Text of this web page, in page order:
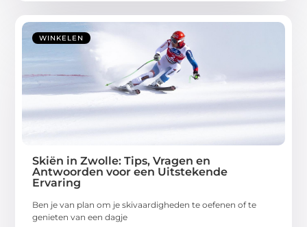
WINKELEN
Skiën in Zwolle: Tips, Vragen en
Antwoorden voor een Uitstekende
Ervaring
Ben je van plan om je skivaardigheden te oefenen of te
genieten van een dagje